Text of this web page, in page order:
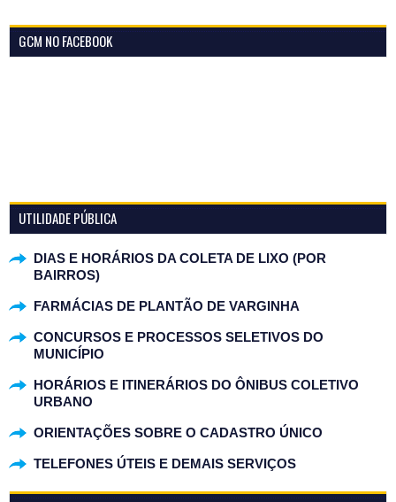
GCM NO FACEBOOK
UTILIDADE PÚBLICA
DIAS E HORÁRIOS DA COLETA DE LIXO (POR
BAIRROS)
FARMÁCIAS DE PLANTÃO DE VARGINHA
CONCURSOS E PROCESSOS SELETIVOS DO
MUNICÍPIO
HORÁRIOS E ITINERÁRIOS DO ÔNIBUS COLETIVO
URBANO
ORIENTAÇÕES SOBRE O CADASTRO ÚNICO
TELEFONES ÚTEIS E DEMAIS SERVIÇOS